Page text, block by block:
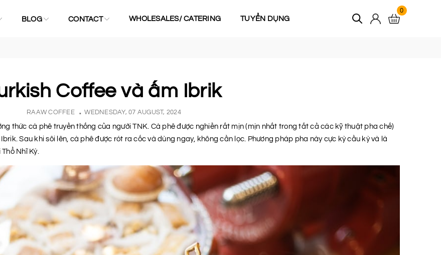
BLOG CONTACT WHOLESALES/ CATERING TUYỂN DỤNG
0
Coffee và ấm Ibrik
RAAW COFFEE WEDNESDAY, 07 AUGUST, 2024
thức cà phê truyền thống của người TNK. Cà phê được nghiền rất mịn (mịn nhất trong tất cả các kỹ thuật pha chế)
Sau khi sôi lên, cà phê được rót ra cốc và dùng ngay, không cần lọc. Phương pháp pha này cực kỳ cầu kỳ và là
Nhĩ Kỳ.